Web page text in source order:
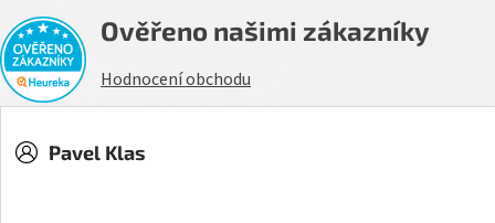
Ověřeno našimi zákazníky
Hodnocení obchodu
Pavel Klas